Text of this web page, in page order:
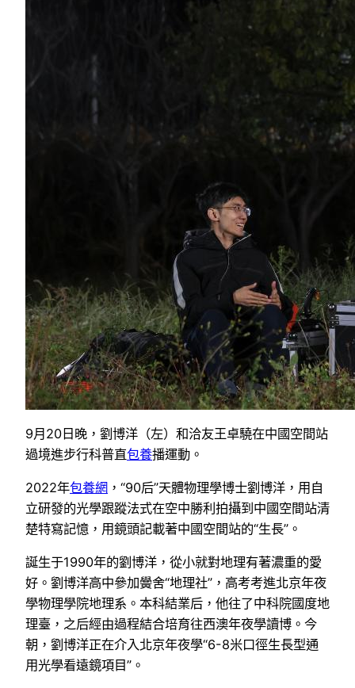
9月20日晚，劉博洋（左）和洽友王卓驍在中國空間站
過境進步行科普直包養播運動。
2022年包養網 ，“90后”天體物理學博士劉博洋，用自
立研發的光學跟蹤法式在空中勝利拍攝到中國空間站清
楚特寫記憶，用鏡頭記載著中國空間站的“生長”。
誕生于1990年的劉博洋，從小就對地理有著濃重的愛
好。劉博洋高中參加黌舍“地理社”，高考考進北京年夜
學物理學院地理系。本科結業后，他往了中科院國度地
理臺，之后經由過程結合培育往西澳年夜學讀博。今
朝，劉博洋正在介入北京年夜學“6-8米口徑生長型通
用光學看遠鏡項目”。